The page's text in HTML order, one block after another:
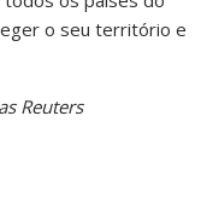
o seu território e
Reuters